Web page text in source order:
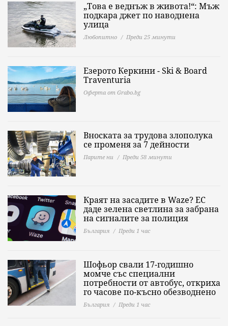
„Това е веднъж в живота!“: Мъж
подкара джет по наводнена
улица
Любопитно Преди 25 минути
Езерото Керкини - Ski & Board
Traventuria
Оферта от Grabo.bg
Вноската за трудова злополука
се променя за 7 дейности
Парите ни Преди 58 минути
Краят на засадите в Waze? ЕС
даде зелена светлина за забрана
на сигналите за полиция
България Преди 1 час
Шофьор свали 17-годишно
момче със специални
потребности от автобус, откриха
го часове по-късно обезводнено
България Преди 1 час